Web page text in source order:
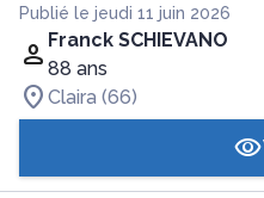
Publié le jeudi 11 juin 2026
Franck SCHIEVANO
88 ans
Claira (66)